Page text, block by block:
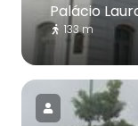
Palácio
133 m